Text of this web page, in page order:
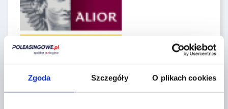
Zgoda Szczegóły O plikach cookies
Regulaminy sprzedawcy